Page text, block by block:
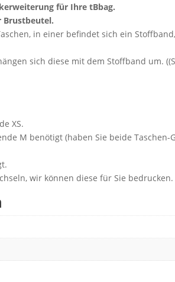
für Ihre tBbag.
Brustbeutel.
in einer befindet sich ein
sich diese mit dem Stoffband um.
XS.
M benötigt (haben Sie beide
wir können diese für Sie bedrucken.